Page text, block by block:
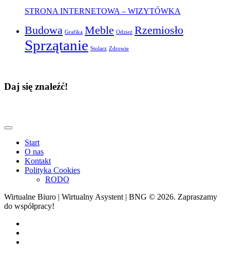
STRONA INTERNETOWA – WIZYTÓWKA
Budowa Grafika Meble Odzież Rzemiosło
Sprzątanie Stolarz Zdrowie
Daj się znaleźć!
Start
O nas
Kontakt
Polityka Cookies
RODO
Wirtualne Biuro | Wirtualny Asystent | BNG © 2026. Zapraszamy
do współpracy!